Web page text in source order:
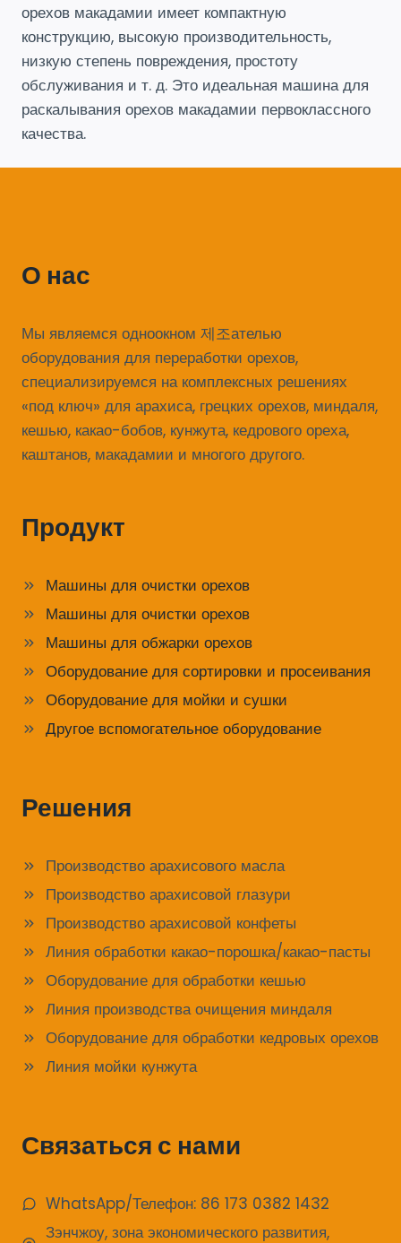
орехов макадамии имеет компактную
конструкцию, высокую производительность,
низкую степень повреждения, простоту
обслуживания и т. д. Это идеальная машина для
раскалывания орехов макадамии первоклассного
качества.
О нас
Мы являемся одноокном 제조ателью
оборудования для переработки орехов,
специализируемся на комплексных решениях
«под ключ» для арахиса, грецких орехов, миндаля,
кешью, какао-бобов, кунжута, кедрового ореха,
каштанов, макадамии и многого другого.
Продукт
Машины для очистки орехов
Машины для очистки орехов
Машины для обжарки орехов
Оборудование для сортировки и просеивания
Оборудование для мойки и сушки
Другое вспомогательное оборудование
Решения
Производство арахисового масла
Производство арахисовой глазури
Производство арахисовой конфеты
Линия обработки какао-порошка/какао-пасты
Оборудование для обработки кешью
Линия производства очищения миндаля
Оборудование для обработки кедровых орехов
Линия мойки кунжута
Связаться с нами
WhatsApp/Телефон: 86 173 0382 1432
Зэнчжоу, зона экономического развития,